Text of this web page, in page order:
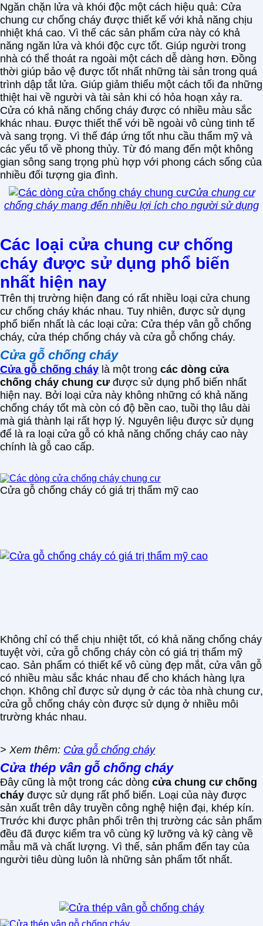
Ngăn chặn lửa và khói độc một cách hiệu quả: Cửa
chung cư chống cháy được thiết kế với khả năng chịu
nhiệt khá cao. Vì thế các sản phẩm cửa này có khả
năng ngăn lửa và khói độc cực tốt. Giúp người trong
nhà có thể thoát ra ngoài một cách dễ dàng hơn. Đồng
thời giúp bảo vệ được tốt nhất những tài sản trong quá
trình dập tắt lửa. Giúp giảm thiểu một cách tối đa những
thiệt hai về người và tài sản khi có hỏa hoạn xảy ra.
Cửa có khả năng chống cháy được có nhiều màu sắc
khác nhau. Được thiết thế với bề ngoài vô cùng tinh tế
và sang trọng. Vì thế đáp ứng tốt nhu cầu thẩm mỹ và
các yếu tố về phong thủy. Từ đó mang đến một không
gian sông sang trọng phù hợp với phong cách sống của
nhiều đối tượng gia đình.
Cửa chung cư
chống cháy mang đến nhiều lợi ích cho người sử dụng
Các loại cửa chung cư chống
cháy được sử dụng phổ biến
nhất hiện nay
Trên thị trường hiện đang có rất nhiều loại cửa chung
cư chống cháy khác nhau. Tuy nhiên, được sử dụng
phổ biến nhất là các loại cửa: Cửa thép vân gỗ chống
cháy, cửa thép chống cháy và cửa gỗ chống cháy.
Cửa gỗ chống cháy
Cửa gỗ chống cháy là một trong các dòng cửa
chống cháy chung cư được sử dụng phổ biến nhất
hiện nay. Bởi loại cửa này không những có khả năng
chống cháy tốt mà còn có độ bền cao, tuồi thọ lâu dài
mà giá thành lại rất hợp lý. Nguyên liệu được sử dụng
để là ra loại cửa gỗ có khả năng chống cháy cao này
chính là gỗ cao cấp.
Cửa gỗ chống cháy có giá trị thẩm mỹ cao
Không chỉ có thể chịu nhiệt tốt, có khả năng chống cháy
tuyệt vời, cửa gỗ chống cháy còn có giá trị thẩm mỹ
cao. Sản phẩm có thiết kế vô cùng đẹp mắt, cửa vân gỗ
có nhiều màu sắc khác nhau để cho khách hàng lựa
chọn. Không chỉ được sử dụng ở các tòa nhà chung cư,
cửa gỗ chống cháy còn được sử dụng ở nhiều môi
trường khác nhau.
> Xem thêm: Cửa gỗ chống cháy
Cửa thép vân gỗ chống cháy
Đây cũng là một trong các dòng cửa chung cư chống
cháy được sử dụng rất phổ biến. Loại của này được
sản xuất trên dây truyền công nghệ hiện đại, khép kín.
Trước khi được phân phối trên thị trường các sản phẩm
đều đã được kiểm tra vô cùng kỹ lưỡng và kỹ càng về
mẫu mã và chất lượng. Vì thế, sản phẩm đến tay của
người tiêu dùng luôn là những sản phẩm tốt nhất.